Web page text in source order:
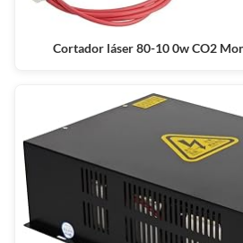
Cortador láser 80-10 0w CO2